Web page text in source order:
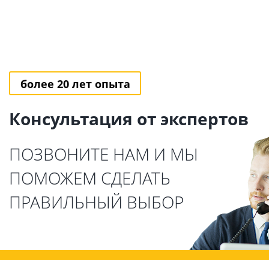
более 20 лет опыта
Консультация от экспертов
ПОЗВОНИТЕ НАМ И МЫ
ПОМОЖЕМ СДЕЛАТЬ
ПРАВИЛЬНЫЙ ВЫБОР